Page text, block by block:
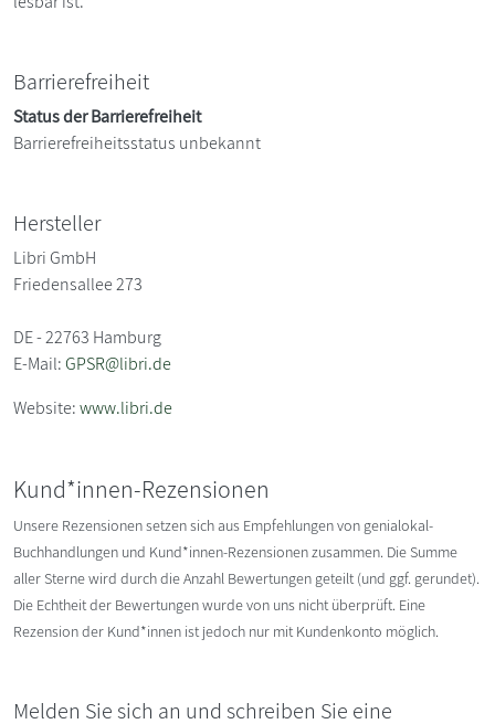
Barrierefreiheit
Status der Barrierefreiheit
Barrierefreiheitsstatus unbekannt
Hersteller
Libri GmbH
Friedensallee 273
DE - 22763 Hamburg
E-Mail:GPSR@libri.de
Website:www.libri.de
Kund*innen-Rezensionen
Unsere Rezensionen setzen sich aus Empfehlungen von genialokal-
Buchhandlungen und Kund*innen-Rezensionen zusammen. Die Summe
aller Sterne wird durch die Anzahl Bewertungen geteilt (und ggf. gerundet).
Die Echtheit der Bewertungen wurde von uns nicht überprüft. Eine
Rezension der Kund*innen ist jedoch nur mit Kundenkonto möglich.
Melden Sie sich an und schreiben Sie eine